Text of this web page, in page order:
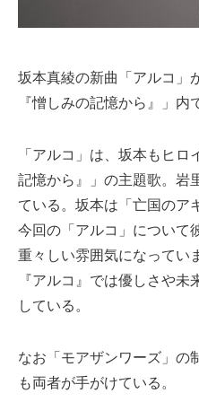
坂本真綾の新曲「アルコ」
『憎しみの記憶から』」内
「アルコ」は、坂本もヒ
記憶から』」の主題歌。岩
ている。坂本は「亡国のア
今回の「アルコ」について
重々しい雰囲気になってい
『アルコ』では優しさや
している。
なお「モアザンワーズ」の
も両者が手がけている。